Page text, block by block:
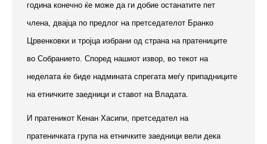
година конечно ќе може да ги добие останатите пет
члена, двајца по предлог на претседателот Бранко
Црвенковки и тројца избрани од страна на пратениците
во Собранието. Според нашиот извор, во текот на
неделата ќе биде надмината спрегата меѓу припадниците
на етничките заедници и ставот на Владата.
И пратеникот Кенан Хасипи, претседател на
пратеничката група на етничките заедници вели дека